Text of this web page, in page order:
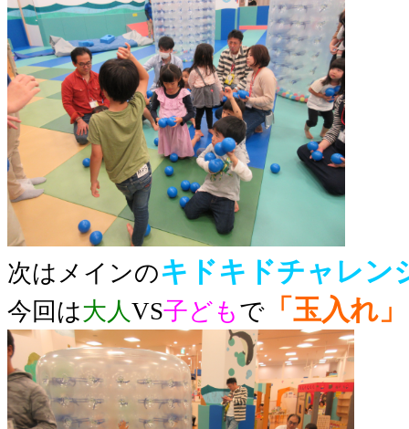
次はメインのキドキドチャレン
今回は大人VS子ども で 「玉入れ」